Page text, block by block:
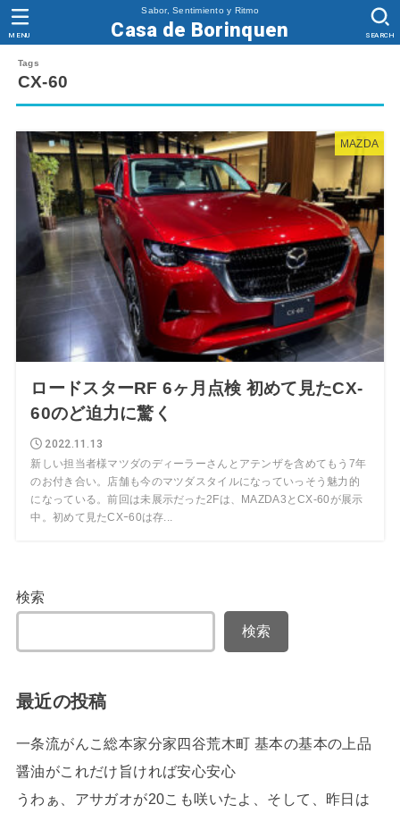
Sabor, Sentimiento y Ritmo
Casa de Borinquen SEARCH
MENU
CX-60
MAZDA
ロードスターRF 6ヶ月点検 初めて見たCX-
60のど迫力に驚く
2022.11.13
新しい担当者様マツダのディーラーさんとアテンザを含めてもう7年
のお付き合い。店舗も今のマツダスタイルになっていっそう魅力的
になっている。前回は未展示だった2Fは、MAZDA3とCX-60が展示
中。初めて見たCXｰ60は存...
検索
検索
最近の投稿
一条流がんこ総本家分家四谷荒木町 基本の基本の上品
醤油がこれだけ旨ければ安心安心
うわぁ、アサガオが20こも咲いたよ、そして、昨日は